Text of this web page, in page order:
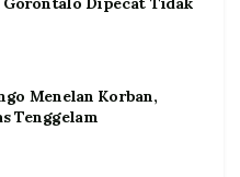
Menelan Korban,
Tenggelam